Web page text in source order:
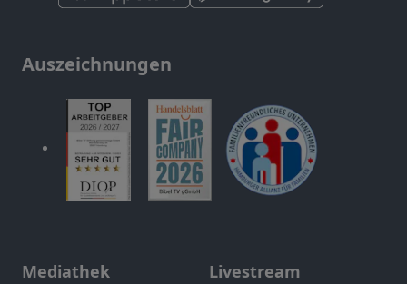
Auszeichnungen
Mediathek Livestream